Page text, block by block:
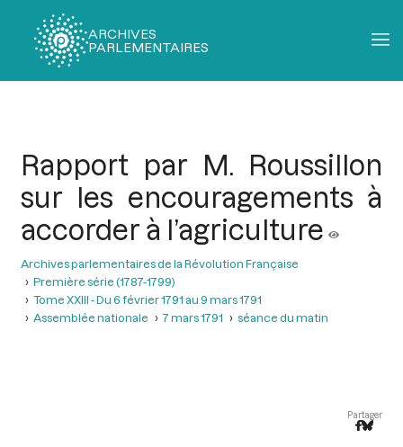
ARCHIVES
PARLEMENTAIRES
Rapport par M. Roussillon
sur les encouragements à
accorder à l’agriculture
Archives parlementaires de la Révolution Française
Première série (1787-1799)
Tome XXIII - Du 6 février 1791 au 9 mars 1791
Assemblée nationale
7 mars 1791 séance du matin
Partager